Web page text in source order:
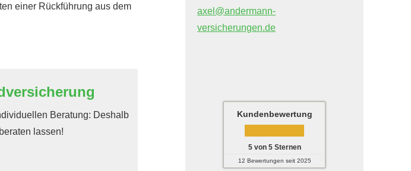
axel@andermann-
versicherungen.de
Kundenbewertung
5von 5Sternen
12 Bewertungen seit 2025
einer Rückführung aus dem
Beratung: Deshalb
lassen!